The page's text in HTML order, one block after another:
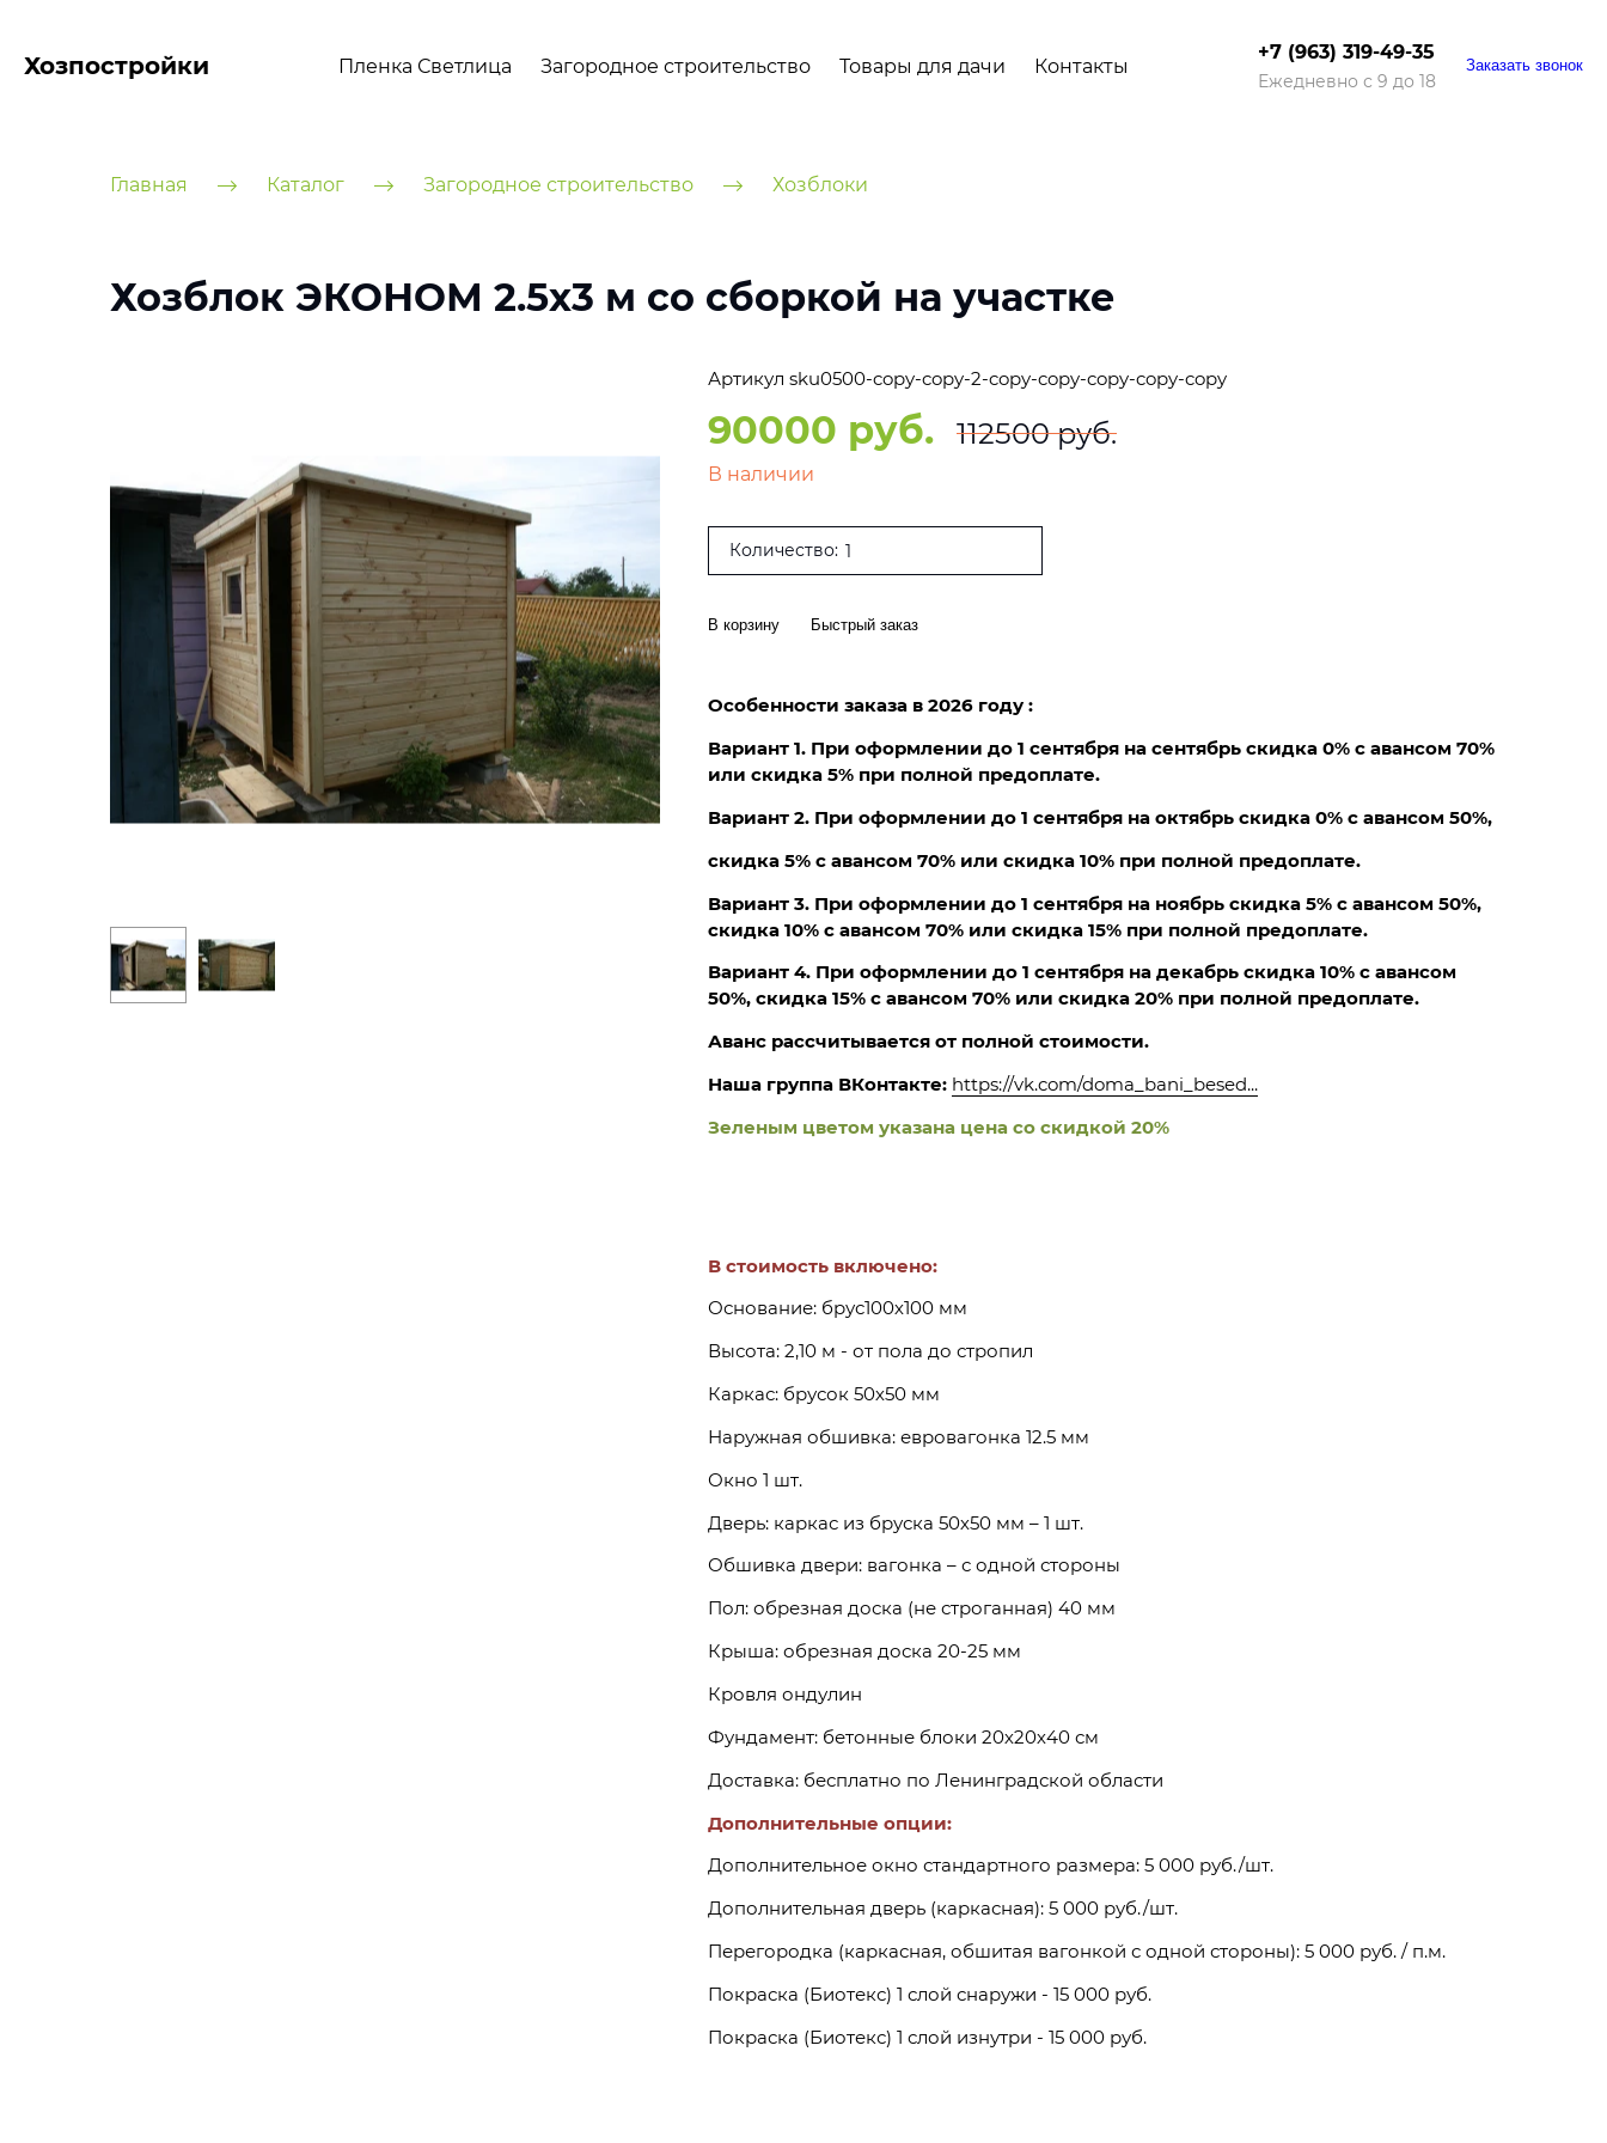
Хозпостройки Пленка Светлица Загородное строительство Товары для дачи Контакты
+7 (963) 319-49-35
Ежедневно с 9 до 18
Заказать звонок
Главная Каталог Загородное строительство Хозблоки
Хозблок ЭКОНОМ 2.5х3 м со сборкой на участке
Артикул sku0500-copy-copy-2-copy-copy-copy-copy-copy
90000 руб. 112500 руб.
В наличии
Количество:
В корзину Быстрый заказ
Особенности заказа в 2026 году :
Вариант 1. При оформлении до 1 сентября на сентябрь скидка 0% с авансом 70%
или скидка 5% при полной предоплате.
Вариант 2. При оформлении до 1 сентября на октябрь скидка 0% с авансом 50%,
скидка 5% с авансом 70% или скидка 10% при полной предоплате.
Вариант 3. При оформлении до 1 сентября на ноябрь скидка 5% с авансом 50%,
скидка 10% с авансом 70% или скидка 15% при полной предоплате.
Вариант 4. При оформлении до 1 сентября на декабрь скидка 10% с авансом
50%, скидка 15% с авансом 70% или скидка 20% при полной предоплате.
Аванс рассчитывается от полной стоимости.
Наша группа ВКонтакте: https://vk.com/doma_bani_besed...
Зеленым цветом указана цена со скидкой 20%
В стоимость включено:
Основание: брус100х100 мм
Высота: 2,10 м - от пола до стропил
Каркас: брусок 50х50 мм
Наружная обшивка: евровагонка 12.5 мм
Окно 1 шт.
Дверь: каркас из бруска 50х50 мм – 1 шт.
Обшивка двери: вагонка – с одной стороны
Пол: обрезная доска (не строганная) 40 мм
Крыша: обрезная доска 20-25 мм
Кровля ондулин
Фундамент: бетонные блоки 20х20х40 см
Доставка: бесплатно по Ленинградской области
Дополнительные опции:
Дополнительное окно стандартного размера: 5 000 руб./шт.
Дополнительная дверь (каркасная): 5 000 руб./шт.
Перегородка (каркасная, обшитая вагонкой с одной стороны): 5 000 руб. / п.м.
Покраска (Биотекс) 1 слой снаружи - 15 000 руб.
Покраска (Биотекс) 1 слой изнутри - 15 000 руб.